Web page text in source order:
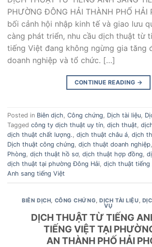
PHƯỜNG ĐÔNG HẢI THÀNH PHỐ HẢI
bối cảnh hội nhập kinh tế và giao lưu
càng phát triển, nhu cầu dịch thuật từ
tiếng Việt đang không ngừng gia tăng
doanh nghiệp và tổ chức. […]
CONTINUE READING →
Posted in Biên dịch, Công chứng, Dịch tài liệu,
Tagged công ty dịch thuật uy tín, dịch thuật,
dịch thuật chất lượng., dịch thuật châu á, dịch
Dịch thuật công chứng, dịch thuật doanh nghiệp,
Phòng, dịch thuật hồ sơ, dịch thuật hợp đồng,
dịch thuật tại phường Đông Hải, dịch thuật tiếng
Anh sang tiếng Việt
BIÊN DỊCH, CÔNG CHỨNG,DỊCH TÀI LIỆU,
VỤ
DỊCH THUẬT TỪ TIẾNG
TIẾNG VIỆT TẠI
AN THÀNH PHỐ HẢI